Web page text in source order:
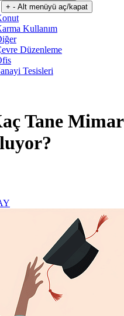
+ - Alt menüyü aç/kapat
Kullanım
Düzenleme
Tesisleri
Tane Mimar